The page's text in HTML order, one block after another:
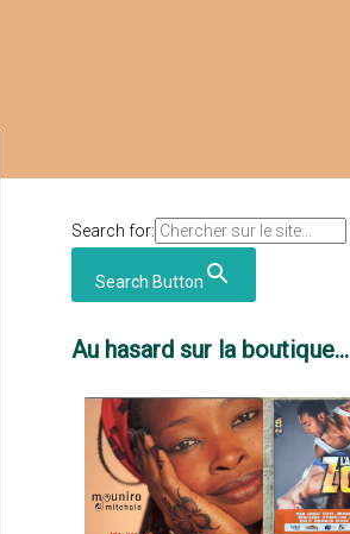
Search for:
Search Button
Au hasard sur la boutique...